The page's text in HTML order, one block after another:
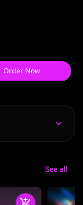
Order Now
See all